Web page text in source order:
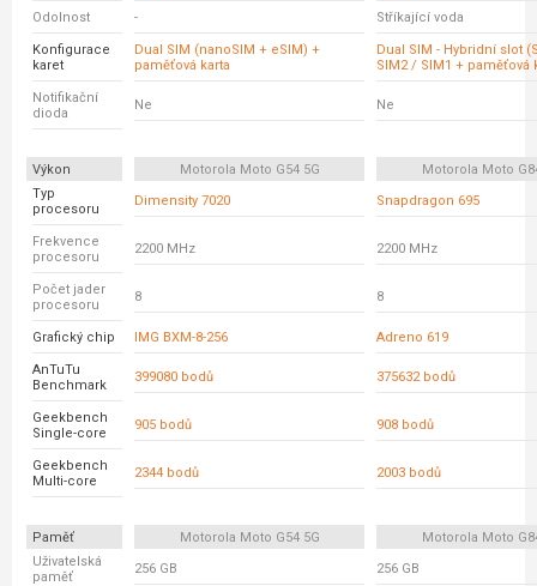
Odolnost - Stříkající voda
Konfigurace
karet
Dual SIM (nanoSIM + eSIM) +
paměťová karta
Dual SIM - Hybridní slot
SIM2 / SIM1 + paměťová
Notifikační
dioda
Ne Ne
Výkon Motorola Moto G54 5G
Motorola Moto
Typ
procesoru
Dimensity 7020 Snapdragon 695
Frekvence
procesoru
2200 MHz 2200 MHz
Počet jader
procesoru
8 8
Grafický chip IMG BXM-8-256 Adreno 619
AnTuTu
Benchmark
399080 bodů 375632 bodů
Geekbench
Single-core
905 bodů 908 bodů
Geekbench
Multi-core
2344 bodů 2003 bodů
Paměť Motorola Moto G54 5G
Motorola Moto
Uživatelská
paměť
256 GB 256 GB